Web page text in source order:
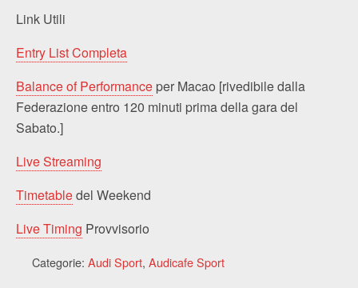
Link Utili
Entry List Completa
Balance of Performance per Macao [rivedibile dalla
Federazione entro 120 minuti prima della gara del
Sabato.]
Live Streaming
Timetabledel Weekend
Live Timing Provvisorio
Categorie: Audi Sport, Audicafe Sport